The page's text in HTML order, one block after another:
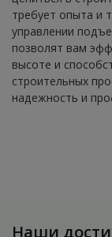
требует опыта и
управлении
позволят вам
высоте и
строительных
надежность и
Наши